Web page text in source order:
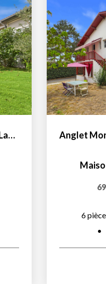
Maison familiale - place Lamothe
6